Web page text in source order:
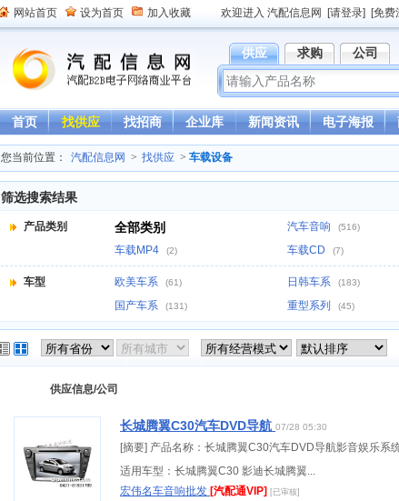
网站首页 设为首页 加入收藏 欢迎进入 汽配信息网 [请登录] [免费
供应 求购 公司
首页 找供应 找招商 企业库 新闻资讯 电子海报
您当前位置： 汽配信息网 > 找供应 > 车载设备
筛选搜索结果
产品类别 全部类别 汽车音响 (516)
车载MP4 (2) 车载CD (7)
车型 欧美车系 (61) 日韩车系 (183)
国产车系 (131) 重型系列 (45)
供应信息/公司
长城腾翼C30汽车DVD导航 07/28 05:30
[摘要] 产品名称：长城腾翼C30汽车DVD导航影音娱乐系
适用车型：长城腾翼C30 影迪长城腾翼...
宏伟名车音响批发 [汽配通VIP] [已审核]